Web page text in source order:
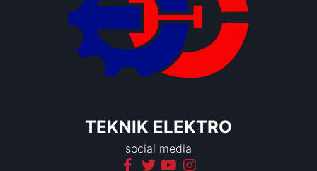
TEKNIK ELEKTRO
social media